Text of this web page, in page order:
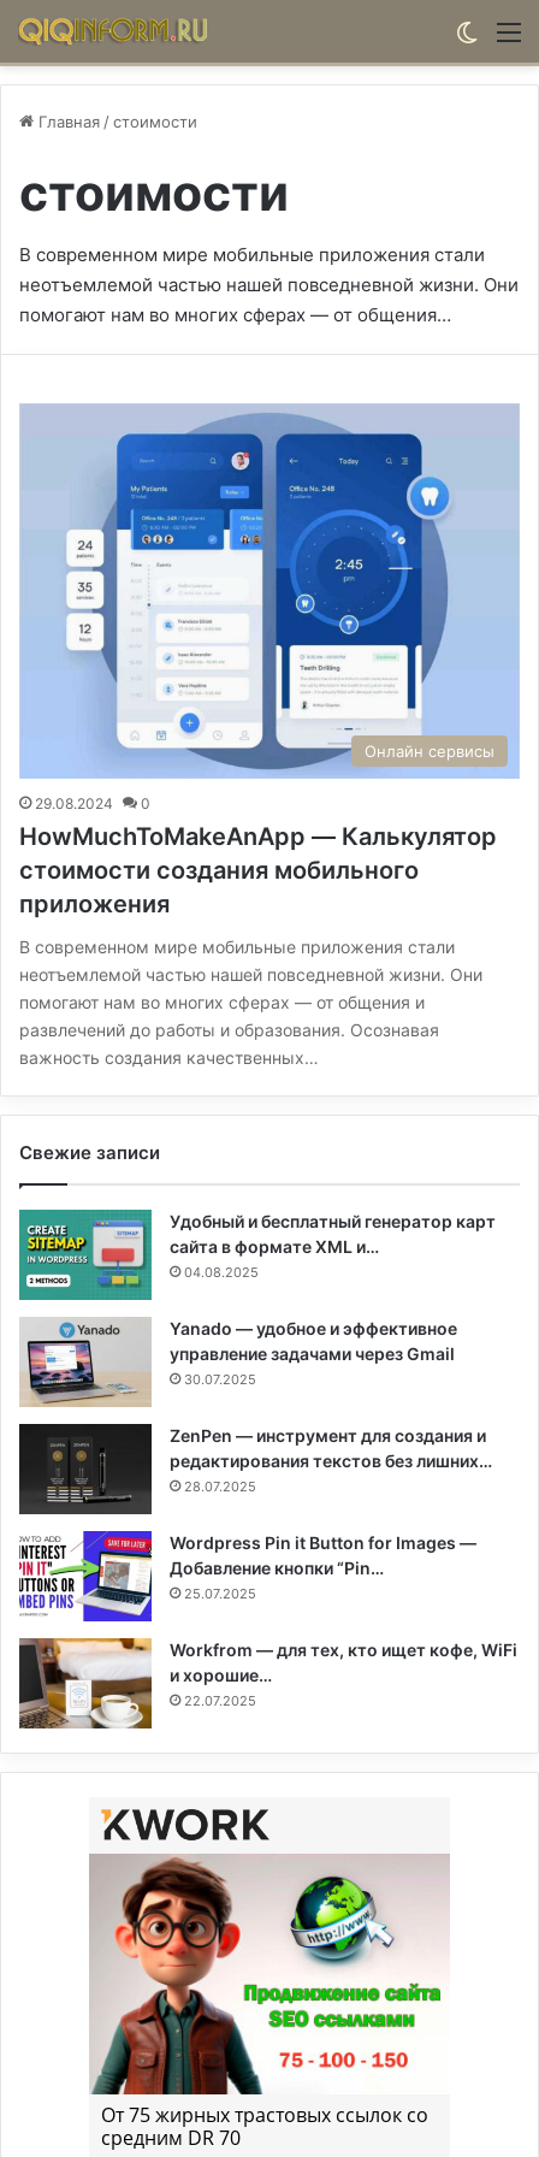
Главная /стоимости
стоимости
В современном мире мобильные приложения стали
неотъемлемой частью нашей повседневной жизни. Они
помогают нам во многих сферах — от общения…
Онлайн сервисы
29.08.2024 0
HowMuchToMakeAnApp — Калькулятор
стоимости создания мобильного
приложения
В современном мире мобильные приложения стали
неотъемлемой частью нашей повседневной жизни. Они
помогают нам во многих сферах — от общения и
развлечений до работы и образования. Осознавая
важность создания качественных…
Свежие записи
Удобный и бесплатный генератор карт
сайта в формате XML и…
04.08.2025
Yanado — удобное и эффективное
управление задачами через Gmail
30.07.2025
ZenPen — инструмент для создания и
редактирования текстов без лишних…
28.07.2025
Wordpress Pin it Button for Images —
Добавление кнопки “Pin…
25.07.2025
Workfrom — для тех, кто ищет кофе, WiFi
и хорошие…
22.07.2025